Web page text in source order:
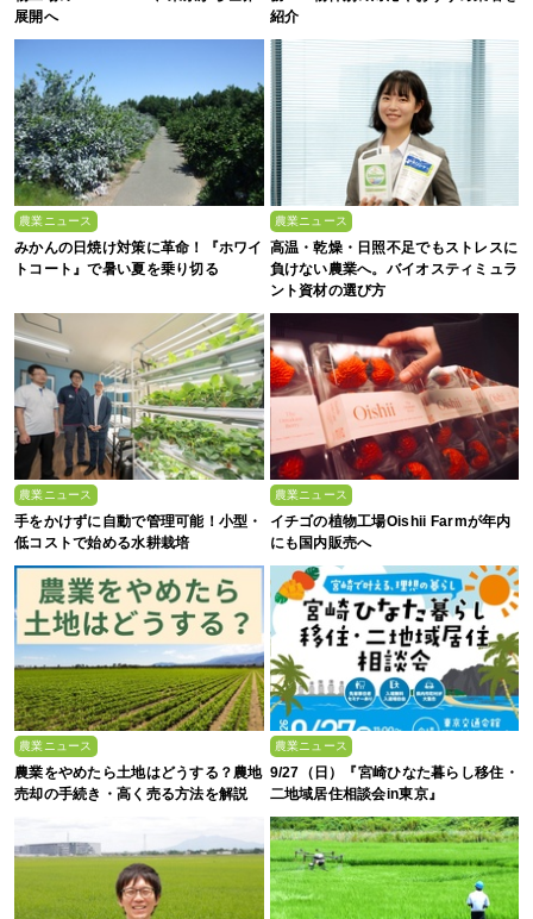
展開へ
紹介
農業ニュース
みかんの日焼け対策に革命！『ホワイ
トコート』で暑い夏を乗り切る
農業ニュース
高温・乾燥・日照不足でもストレスに
負けない農業へ。バイオスティミュラ
ント資材の選び方
農業ニュース
手をかけずに自動で管理可能！小型・
低コストで始める水耕栽培
農業ニュース
イチゴの植物工場Oishii Farmが年内
にも国内販売へ
農業ニュース
農業をやめたら土地はどうする？農地
売却の手続き・高く売る方法を解説
農業ニュース
9/27（日）『宮崎ひなた暮らし移住・
二地域居住相談会in東京』